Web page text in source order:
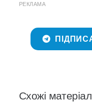
РЕКЛАМА
Схожі